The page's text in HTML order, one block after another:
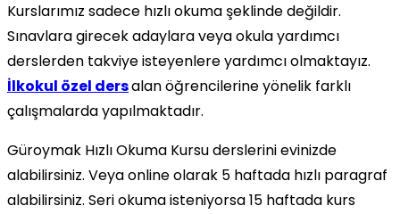
Kurslarımız sadece hızlı okuma şeklinde değildir.
Sınavlara girecek adaylara veya okula yardımcı
derslerden takviye isteyenlere yardımcı olmaktayız.
İlkokul özel dersalan öğrencilerine yönelik farklı
çalışmalarda yapılmaktadır.
Güroymak Hızlı Okuma Kursu derslerini evinizde
alabilirsiniz. Veya online olarak 5 haftada hızlı paragraf
alabilirsiniz. Seri okuma isteniyorsa 15 haftada kurs